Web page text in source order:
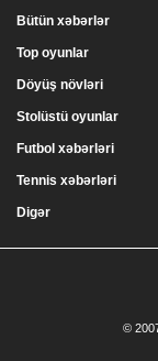
Bütün xəbərlər
Top oyunlar
Döyüş növləri
Stolüstü oyunlar
Futbol xəbərləri
Tennis xəbərləri
Digər
©